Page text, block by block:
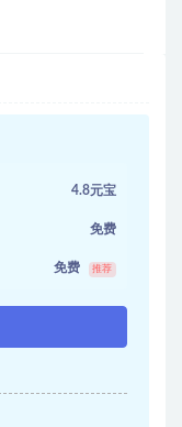
4.8元宝
免费
免费 推荐